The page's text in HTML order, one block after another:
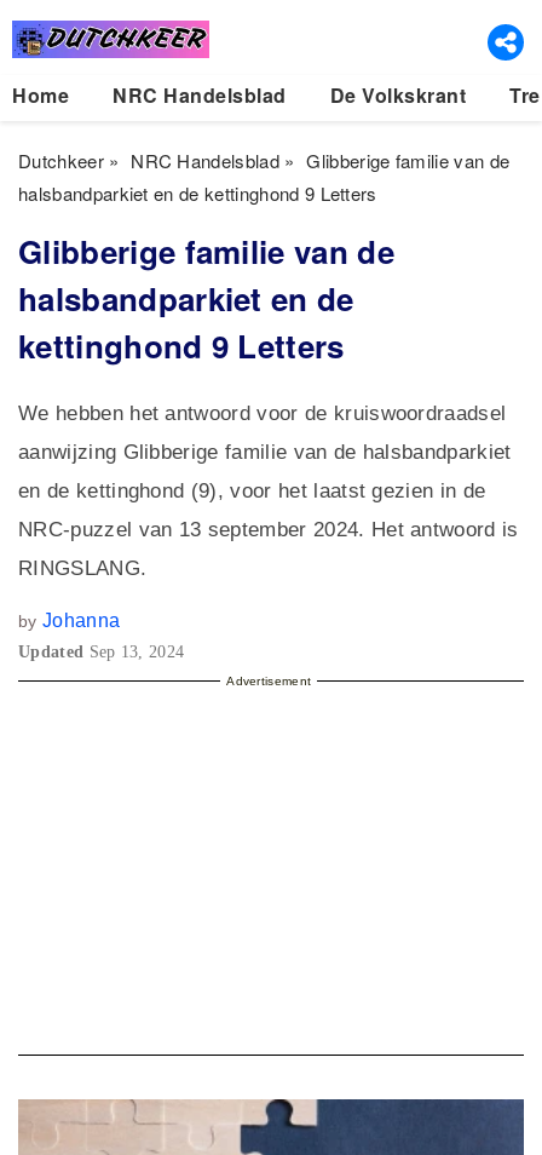
Home NRC Handelsblad De Volkskrant
Dutchkeer» NRC Handelsblad » Glibberige familie van de
halsbandparkiet en de kettinghond 9 Letters
Glibberige familie van de
halsbandparkiet en de
kettinghond 9 Letters
We hebben het antwoord voor de kruiswoordraadsel
aanwijzing Glibberige familie van de halsbandparkiet
en de kettinghond (9), voor het laatst gezien in de
NRC-puzzel van 13 september 2024. Het antwoord is
RINGSLANG.
by Johanna
Updated Sep 13, 2024
Advertisement